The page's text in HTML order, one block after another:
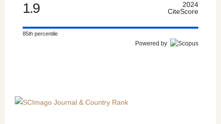
1.9
2024
CiteScore
85th percentile
Powered by